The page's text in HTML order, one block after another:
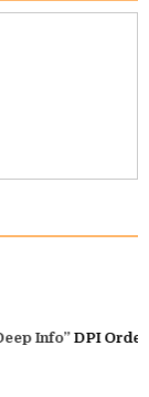
Info”DPI Orders-